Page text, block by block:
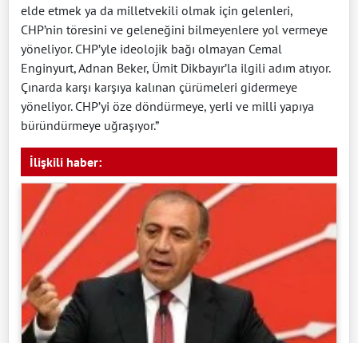
elde etmek ya da milletvekili olmak için gelenleri,
CHP’nin töresini ve geleneğini bilmeyenlere yol vermeye
yöneliyor. CHP’yle ideolojik bağı olmayan Cemal
Enginyurt, Adnan Beker, Ümit Dikbayır’la ilgili adım atıyor.
Çınarda karşı karşıya kalınan çürümeleri gidermeye
yöneliyor. CHP’yi öze döndürmeye, yerli ve milli yapıya
büründürmeye uğraşıyor.”
İlişkili haber: